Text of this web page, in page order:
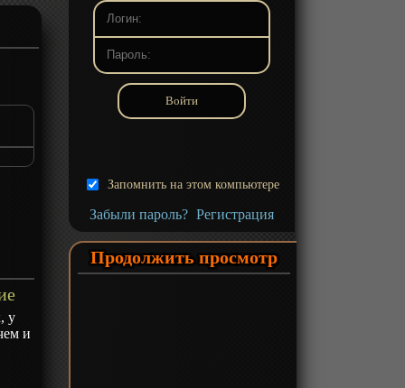
у
и
Запомнить на этом компьютере
Забыли пароль? Регистрация
Продолжить просмотр